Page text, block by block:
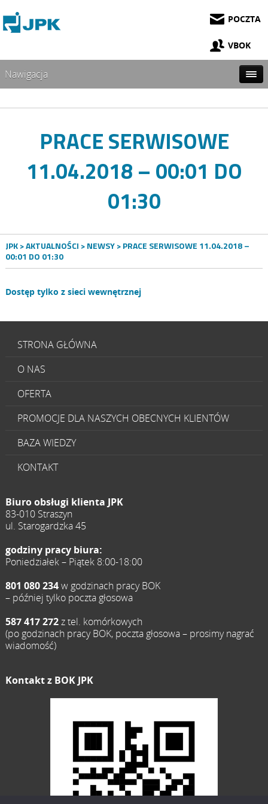
POCZTA
VBOK
Nawigacja
PRACE SERWISOWE
11.04.2018 – 00:01 DO
01:30
JPK>AKTUALNOŚCI >NEWSY> PRACE SERWISOWE 11.04.2018 –
00:01 DO 01:30
Dostęp tylko z sieci wewnętrznej
STRONA GŁÓWNA
O NAS
OFERTA
PROMOCJE DLA NASZYCH OBECNYCH KLIENTÓW
BAZA WIEDZY
KONTAKT
Biuro obsługi klienta JPK
83-010 Straszyn
ul. Starogardzka 45
godziny pracy biura:
Poniedziałek – Piątek 8:00-18:00
801 080 234w godzinach pracy BOK
– później tylko poczta głosowa
587 417 272z tel. komórkowych
(po godzinach pracy BOK, poczta głosowa – prosimy nagrać
wiadomość)
Kontakt z BOK JPK